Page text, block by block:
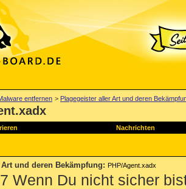
entfernen > Plagegeister aller Art und deren
Nachrichten
und deren Bekämpfung: PHP/Agent.xadx
Wenn Du nicht sicher